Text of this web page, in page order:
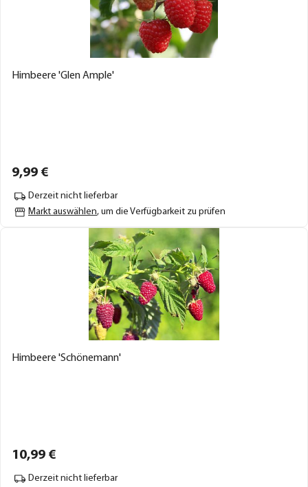
Himbeere 'Glen Ample'
9,99 €
Derzeit nicht lieferbar
Markt auswählen, um die Verfügbarkeit zu prüfen
Himbeere 'Schönemann'
10,99 €
Derzeit nicht lieferbar